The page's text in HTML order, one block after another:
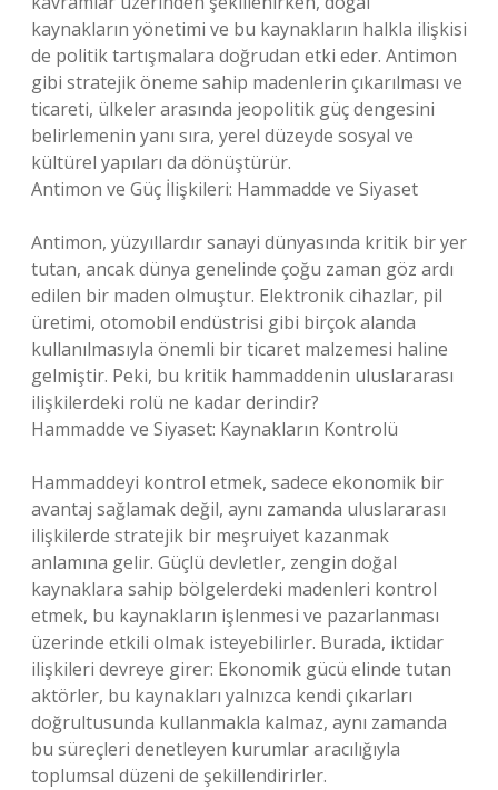
kaynakların yönetimi ve bu kaynakların halkla ilişkisi
de politik tartışmalara doğrudan etki eder. Antimon
gibi stratejik öneme sahip madenlerin çıkarılması ve
ticareti, ülkeler arasında jeopolitik güç dengesini
belirlemenin yanı sıra, yerel düzeyde sosyal ve
kültürel yapıları da dönüştürür.
Antimon ve Güç İlişkileri: Hammadde ve Siyaset
Antimon, yüzyıllardır sanayi dünyasında kritik bir yer
tutan, ancak dünya genelinde çoğu zaman göz ardı
edilen bir maden olmuştur. Elektronik cihazlar, pil
üretimi, otomobil endüstrisi gibi birçok alanda
kullanılmasıyla önemli bir ticaret malzemesi haline
gelmiştir. Peki, bu kritik hammaddenin uluslararası
ilişkilerdeki rolü ne kadar derindir?
Hammadde ve Siyaset: Kaynakların Kontrolü
Hammaddeyi kontrol etmek, sadece ekonomik bir
avantaj sağlamak değil, aynı zamanda uluslararası
ilişkilerde stratejik bir meşruiyet kazanmak
anlamına gelir. Güçlü devletler, zengin doğal
kaynaklara sahip bölgelerdeki madenleri kontrol
etmek, bu kaynakların işlenmesi ve pazarlanması
üzerinde etkili olmak isteyebilirler. Burada, iktidar
ilişkileri devreye girer: Ekonomik gücü elinde tutan
aktörler, bu kaynakları yalnızca kendi çıkarları
doğrultusunda kullanmakla kalmaz, aynı zamanda
bu süreçleri denetleyen kurumlar aracılığıyla
toplumsal düzeni de şekillendirirler.